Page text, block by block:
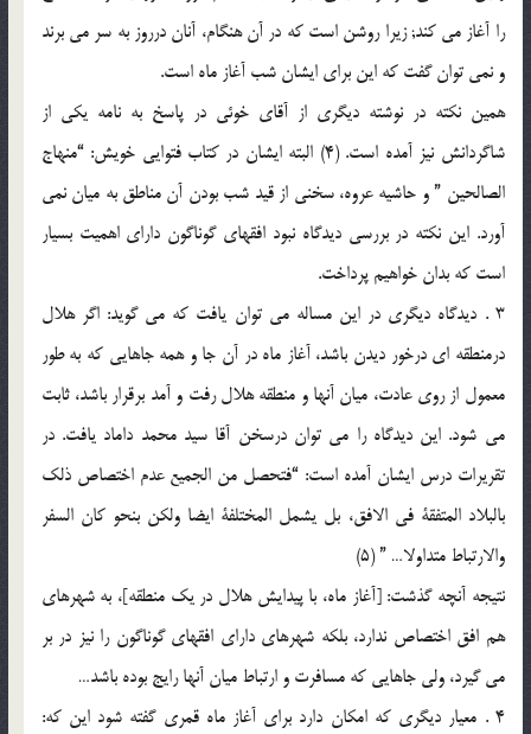
را آغاز مي كند; زيرا روشن است كه در آن هنگام، آنان درروز به سر مي برند
و نمي توان گفت كه اين براي ايشان شب آغاز ماه است.
همين نكته در نوشته ديگري از آقاي خوئي در پاسخ به نامه يكي از
شاگردانش نيز آمده است. (4) البته ايشان در كتاب فتوايي خويش: “منهاج
الصالحين ” و حاشيه عروه، سخني از قيد شب بودن آن مناطق به ميان نمي
آورد. اين نكته در بررسي ديدگاه نبود افقهاي گوناگون داراي اهميت بسيار
است كه بدان خواهيم پرداخت.
3 . ديدگاه ديگري در اين مساله مي توان يافت كه مي گويد: اگر هلال
درمنطقه اي درخور ديدن باشد، آغاز ماه در آن جا و همه جاهايي كه به طور
معمول از روي عادت، ميان آنها و منطقه هلال رفت و آمد برقرار باشد، ثابت
مي شود. اين ديدگاه را مي توان درسخن آقا سيد محمد داماد يافت. در
تقريرات درس ايشان آمده است: “فتحصل من الجميع عدم اختصاص ذلك
بالبلاد المتفقة في الافق، بل يشمل المختلفة ايضا ولكن بنحو كان السفر
والارتباط متداولا… ” (5)
نتيجه آنچه گذشت: [آغاز ماه، با پيدايش هلال در يك منطقه]، به شهرهاي
هم افق اختصاص ندارد، بلكه شهرهاي داراي افقهاي گوناگون را نيز در بر
مي گيرد، ولي جاهايي كه مسافرت و ارتباط ميان آنها رايج بوده باشد…
4 . معيار ديگري كه امكان دارد براي آغاز ماه قمري گفته شود اين كه: